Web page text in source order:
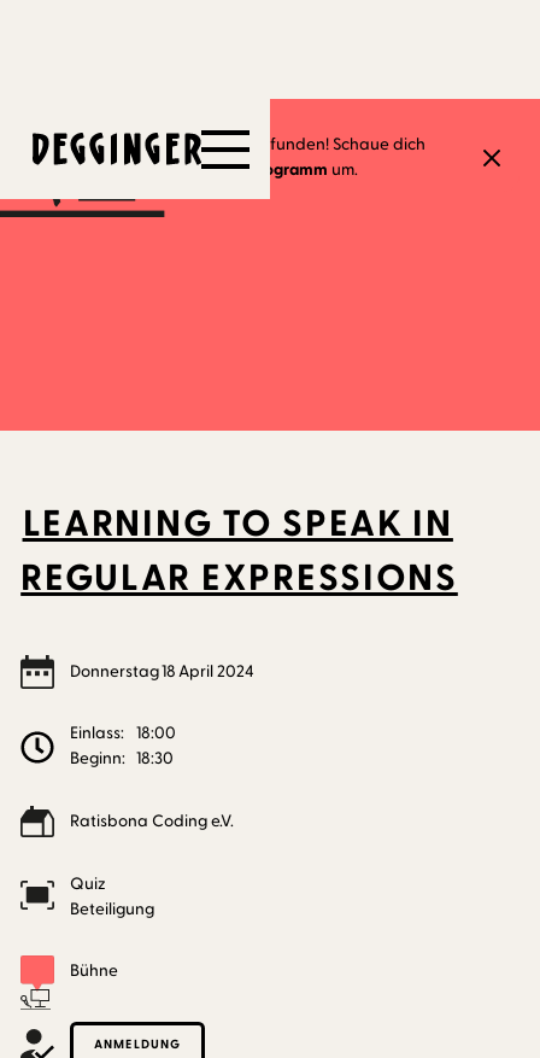
Dieses Event hat schon stattgefunden! Schaue dich
gerne in unseremaktuellen Programm um.
18.4.2024
LEARNING TO SPEAK IN
REGULAR EXPRESSIONS
Donnerstag18April2024
Einlass: 18:00
Beginn: 18:30
Ratisbona Coding e.V.
Quiz
Beteiligung
Bühne
ANMELDUNG